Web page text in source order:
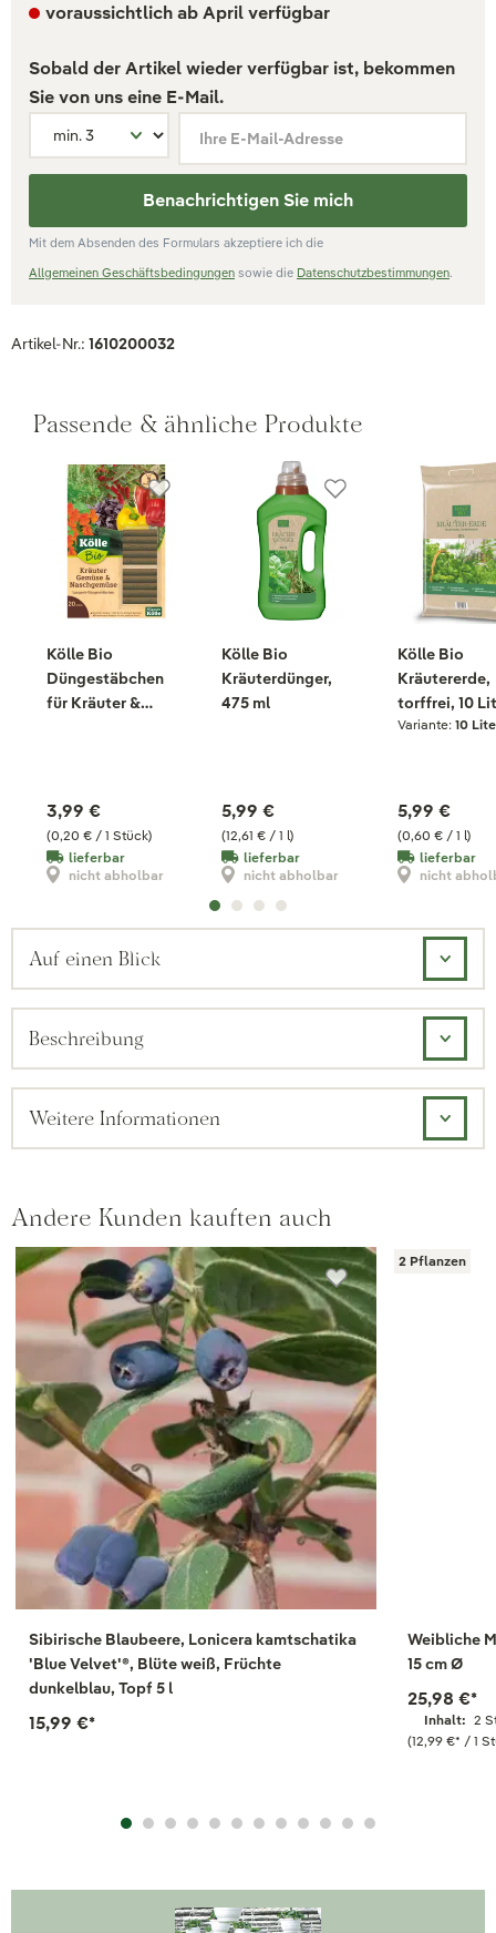
voraussichtlich ab April verfügbar
Sobald der Artikel wieder verfügbar ist, bekommen
Sie von uns eine E-Mail.
Ihre E-Mail-Adresse
Benachrichtigen Sie mich
Mit dem Absenden des Formulars akzeptiere ich die
Allgemeinen Geschäftsbedingungen sowie die Datenschutzbestimmungen.
Artikel-Nr.: 1610200032
Passende & ähnliche Produkte
Kölle Bio
Düngestäbchen
für Kräuter &
(0,20 € / 1 Stück)
3,99 €
lieferbar
nicht abholbar
Kölle Bio
Kräuterdünger,
475 ml
(12,61 € / 1 l)
5,99 €
lieferbar
nicht abholbar
Kölle Bio
Kräutererde,
torffrei, 10
Variante: 10
(0,60 € / 1 l)
5,99 €
lieferbar
nicht
Auf einen Blick
Beschreibung
Weitere Informationen
Andere Kunden kauften auch
Sibirische Blaubeere, Lonicera kamtschatika
'Blue Velvet'®, Blüte weiß, Früchte
dunkelblau, Topf 5 l
15,99 €*
2 Pflanzen
Weibliche
15 cm Ø
Inhalt: 2
(12,99 €* / 1
25,98 €*